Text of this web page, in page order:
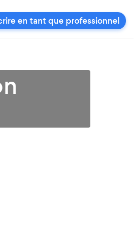
en tant que professionnel